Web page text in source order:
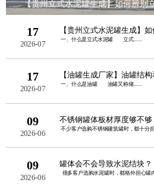
【贵州立式水泥罐生成】如何辨别
17
2026-07
【贵州立式水泥罐生成】
一、什么是立式水泥罐 立式......
17
2026-07
【油罐生成厂家】油罐结构
一、什么是油罐 油罐又称储......
09
2026-06
不锈钢罐体板材厚度够不够
09
2026-06
罐体会不会导致水泥结块？